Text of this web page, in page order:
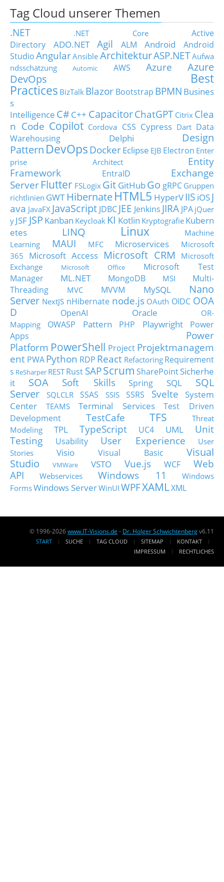
Tag Cloud unserer Themen
.NET .NET Core
Active
Directory
ADO.NET Agil ALM Android
Android
StudioAngularAnsible ArchitekturASP.NETAufwa
ndsschätzung
Automic AWS Azure
Azure
DevOps
Best
Practices BizTalk Blazor Bootstrap BPMN Busines
s
Intelligence C#C++ CapacitorChatGPT Citrix Clea
n Code Copilot Cordova CSS Cypress Dart Data
Warehousing
Delphi
Design
Pattern DevOps DockerEclipse EJB Electron Enter
prise Architect
Entity
Framework
EntraID
Exchange
Server Flutter FSLogix Git GitHubGo gRPC Gruppen
richtlinien GWT HibernateHTML5 HyperVIIS iOSJ
ava JavaFX JavaScript JDBC JEE Jenkins JIRA JPA jQuer
y JSF JSP Kanban Keycloak KI Kotlin Kryptografie Kubern
etes
LINQ Linux
Machine
Learning
MAUI MFC Microservices
Microsoft
365
Microsoft Access Microsoft CRM
Microsoft
Exchange
Microsoft Office
Microsoft Test
Manager
ML.NET MongoDB MSI
Multi-
Threading
MVC MVVM MySQL
Nano
Server NextJS nHibernate node.js OAuth OIDC OOA
D
OpenAI Oracle
OR-
Mapping
OWASP Pattern PHP Playwright
Power
Apps
Power
Platform PowerShell Project Projektmanagem
ent PWA Python RDP React Refactoring Requirement
s ReSharper RESTRust SAPScrum SharePointSicherhe
it
SOA Soft Skills Spring SQL
SQL
Server
SQLCLR SSAS SSIS SSRS Svelte
System
Center
TEAMS Terminal Services
Test Driven
Development
TestCafe TFS
Threat
Modeling
TPL TypeScript UC4 UML
Unit
Testing
Usability User Experience
User
Stories
Visio Visual Basic
Visual
Studio
VMWare VSTO Vue.js WCF
Web
API
Webservices Windows 11
Windows
FormsWindows ServerWinUI WPFXAMLXML
© 1996-2026www.IT-Visions.de - Dr. Holger Schwichtenbergv6.11
START SUCHE TAG CLOUD SITEMAP
KONTAKT
IMPRESSUM
RECHTLICHES